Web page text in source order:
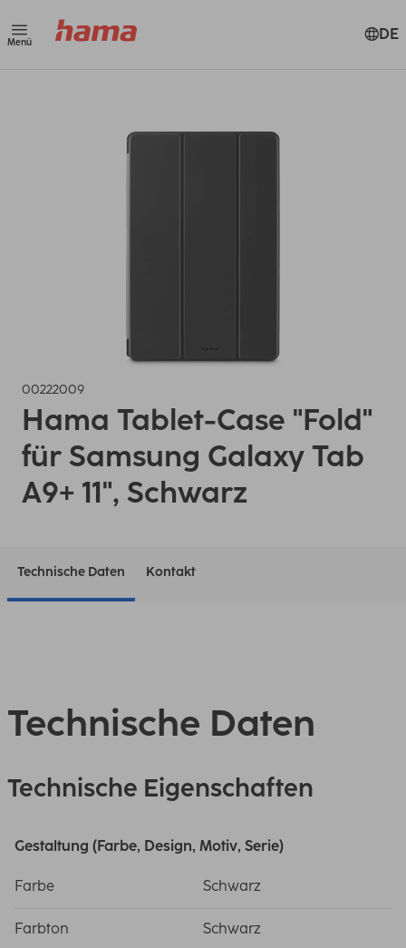
Menü DE
00222009
Hama Tablet-Case "Fold"
für Samsung Galaxy Tab
A9+ 11", Schwarz
Technische Daten Kontakt
Technische Daten
Technische Eigenschaften
Gestaltung (Farbe, Design, Motiv, Serie)
Farbe Schwarz
Farbton Schwarz